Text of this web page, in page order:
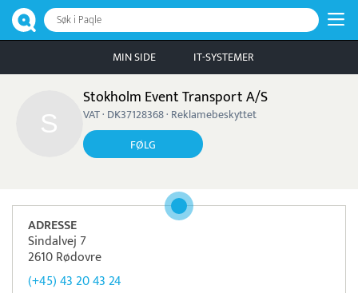
Søk i Paqle
MIN SIDE IT-SYSTEMER
Stokholm Event Transport A/S
VAT · DK37128368 · Reklamebeskyttet
FØLG
ADRESSE
Sindalvej 7
2610 Rødovre
(+45) 43 20 43 24